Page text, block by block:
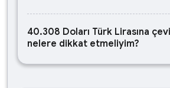
40.308 Doları Türk Lirasına
nelere dikkat etmeliyim?